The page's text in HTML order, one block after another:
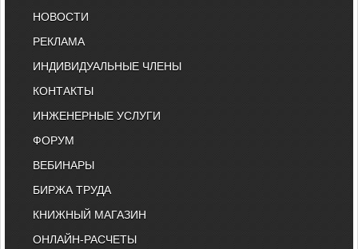
НОВОСТИ
РЕКЛАМА
ИНДИВИДУАЛЬНЫЕ ЧЛЕНЫ
КОНТАКТЫ
ИНЖЕНЕРНЫЕ УСЛУГИ
ФОРУМ
ВЕБИНАРЫ
БИРЖА ТРУДА
КНИЖНЫЙ МАГАЗИН
ОНЛАЙН-РАСЧЕТЫ